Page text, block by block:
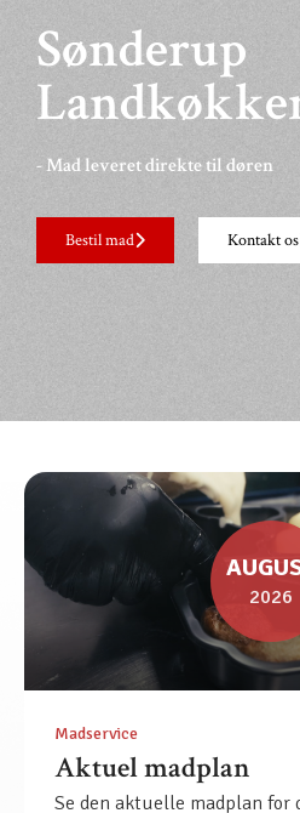
Sønderup
- Mad leveret direkte til døren
Bestil mad Kontakt os
2026
Madservice
Aktuel madplan
Se den aktuelle madplan for